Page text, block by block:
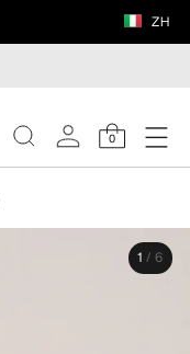
ZH
0
1 / 6